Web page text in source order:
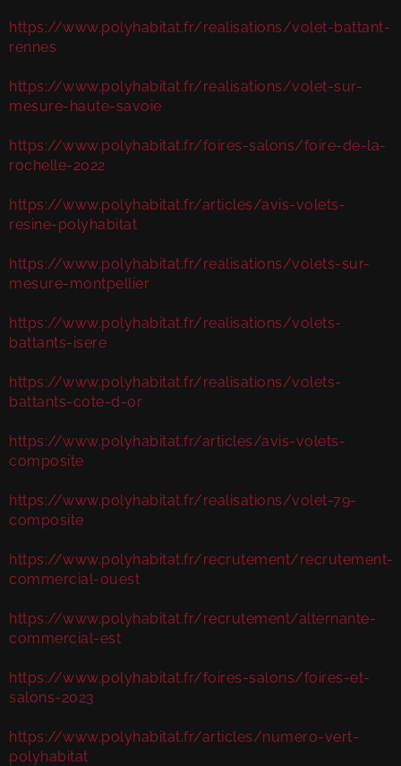
https://www.polyhabitat.fr/realisations/volet-battant-
rennes
https://www.polyhabitat.fr/realisations/volet-sur-
mesure-haute-savoie
https://www.polyhabitat.fr/foires-salons/foire-de-la-
rochelle-2022
https://www.polyhabitat.fr/articles/avis-volets-
resine-polyhabitat
https://www.polyhabitat.fr/realisations/volets-sur-
mesure-montpellier
https://www.polyhabitat.fr/realisations/volets-
battants-isere
https://www.polyhabitat.fr/realisations/volets-
battants-cote-d-or
https://www.polyhabitat.fr/articles/avis-volets-
composite
https://www.polyhabitat.fr/realisations/volet-79-
composite
https://www.polyhabitat.fr/recrutement/recrutement-
commercial-ouest
https://www.polyhabitat.fr/recrutement/alternante-
commercial-est
https://www.polyhabitat.fr/foires-salons/foires-et-
salons-2023
https://www.polyhabitat.fr/articles/numero-vert-
polyhabitat